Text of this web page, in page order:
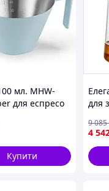
мл. MHW-
для еспресо
Купити
для
мл
та
4
9 085